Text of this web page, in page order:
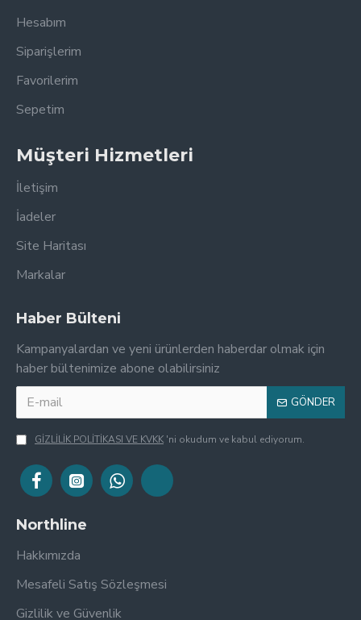
Hesabım
Siparişlerim
Favorilerim
Sepetim
Müşteri Hizmetleri
İletişim
İadeler
Site Haritası
Markalar
Haber Bülteni
Kampanyalardan ve yeni ürünlerden haberdar olmak için
haber bültenimize abone olabilirsiniz
GÖNDER
GİZLİLİK POLİTİKASI VE KVKK 'ni okudum ve kabul ediyorum.
Northline
Hakkımızda
Mesafeli Satış Sözleşmesi
Gizlilik ve Güvenlik